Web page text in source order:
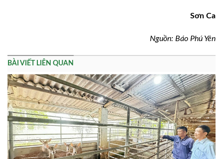
Sơn Ca
Nguồn: Báo Phú Yên
BÀI VIẾT LIÊN QUAN